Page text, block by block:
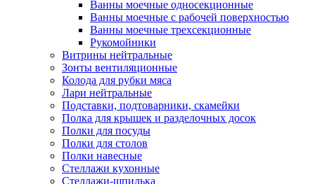
Ванны моечные односекционные
Ванны моечные с рабочей поверхностью
Ванны моечные трехсекционные
Рукомойники
Витрины нейтральные
Зонты вентиляционные
Колода для рубки мяса
Лари нейтральные
Подставки, подтоварники, скамейки
Полка для крышек и разделочных досок
Полки для посуды
Полки для столов
Полки навесные
Стеллажи кухонные
Стеллажи-шпилька